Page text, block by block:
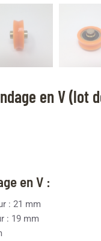
en V (lot
en V :
: 21 mm
: 19 mm